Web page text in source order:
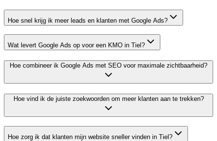
Hoe snel krijg ik meer leads en klanten met Google Ads?
Wat levert Google Ads op voor een KMO in Tiel?
Hoe combineer ik Google Ads met SEO voor maximale zichtbaarheid?
Hoe vind ik de juiste zoekwoorden om meer klanten aan te trekken?
Hoe zorg ik dat klanten mijn website sneller vinden in Tiel?